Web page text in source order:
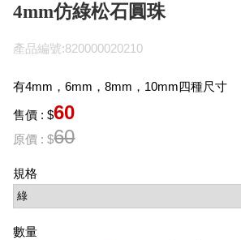
4mm仿綠松石圓珠
產品編號:820000020210
有4mm，6mm，8mm，10mm四種尺寸
售價 : $60
原價 : $60
規格
數量